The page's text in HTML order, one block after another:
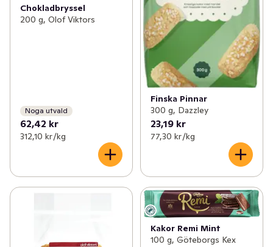
Chokladbryssel
200 g, Olof Viktors
Noga utvald
62,42 kr
312,10 kr /kg
Finska Pinnar
300 g, Dazzley
23,19 kr
77,30 kr /kg
Kakor Remi Mint
100 g, Göteborgs Kex